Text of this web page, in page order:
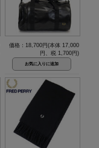
価格：18,700円(本体 17,000
円、税 1,700円)